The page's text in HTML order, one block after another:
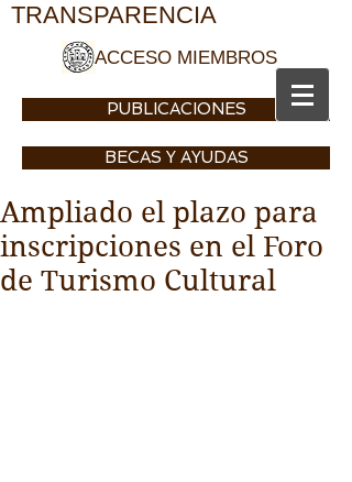
TRANSPARENCIA
ACCESO MIEMBROS
PUBLICACIONES
BECAS Y AYUDAS
Ampliado el plazo para
inscripciones en el Foro
de Turismo Cultural